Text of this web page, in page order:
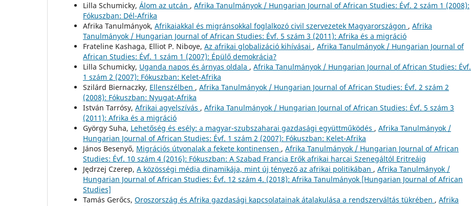
Lilla Schumicky, Álom az utcán , Afrika Tanulmányok / Hungarian Journal of African Studies: Évf. 2 szám 1 (2008):
Fókuszban: Dél-Afrika
Afrika Tanulmányok, Afrikaiakkal és migránsokkal foglalkozó civil szervezetek Magyarországon , Afrika
Tanulmányok / Hungarian Journal of African Studies: Évf. 5 szám 3 (2011): Afrika és a migráció
Frateline Kashaga, Elliot P. Niboye, Az afrikai globalizáció kihívásai , Afrika Tanulmányok / Hungarian Journal of
African Studies: Évf. 1 szám 1 (2007): Épülő demokrácia?
Lilla Schumicky, Uganda napos és árnyas oldala , Afrika Tanulmányok / Hungarian Journal of African Studies: Évf.
1 szám 2 (2007): Fókuszban: Kelet-Afrika
Szilárd Biernaczky, Ellenszélben , Afrika Tanulmányok / Hungarian Journal of African Studies: Évf. 2 szám 2
(2008): Fókuszban: Nyugat-Afrika
István Tarrósy, Afrikai agyelszívás , Afrika Tanulmányok / Hungarian Journal of African Studies: Évf. 5 szám 3
(2011): Afrika és a migráció
György Suha, Lehetőség és esély: a magyar-szubszaharai gazdasági együttműködés , Afrika Tanulmányok /
Hungarian Journal of African Studies: Évf. 1 szám 2 (2007): Fókuszban: Kelet-Afrika
János Besenyő, Migrációs útvonalak a fekete kontinensen , Afrika Tanulmányok / Hungarian Journal of African
Studies: Évf. 10 szám 4 (2016): Fókuszban: A Szabad Francia Erők afrikai harcai Szenegáltól Eritreáig
Jędrzej Czerep, A közösségi média dinamikája, mint új tényező az afrikai politikában , Afrika Tanulmányok /
Hungarian Journal of African Studies: Évf. 12 szám 4. (2018): Afrika Tanulmányok [Hungarian Journal of African
Studies]
Tamás Gerőcs, Oroszország és Afrika gazdasági kapcsolatainak átalakulása a rendszerváltás tükrében , Afrika